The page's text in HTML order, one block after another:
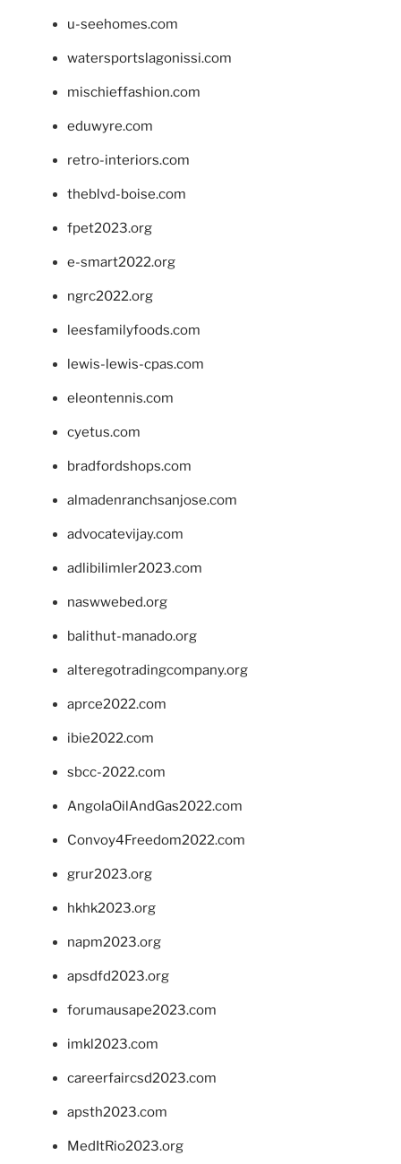
u-seehomes.com
watersportslagonissi.com
mischieffashion.com
eduwyre.com
retro-interiors.com
theblvd-boise.com
fpet2023.org
e-smart2022.org
ngrc2022.org
leesfamilyfoods.com
lewis-lewis-cpas.com
eleontennis.com
cyetus.com
bradfordshops.com
almadenranchsanjose.com
advocatevijay.com
adlibilimler2023.com
naswwebed.org
balithut-manado.org
alteregotradingcompany.org
aprce2022.com
ibie2022.com
sbcc-2022.com
AngolaOilAndGas2022.com
Convoy4Freedom2022.com
grur2023.org
hkhk2023.org
napm2023.org
apsdfd2023.org
forumausape2023.com
imkl2023.com
careerfaircsd2023.com
apsth2023.com
MedItRio2023.org